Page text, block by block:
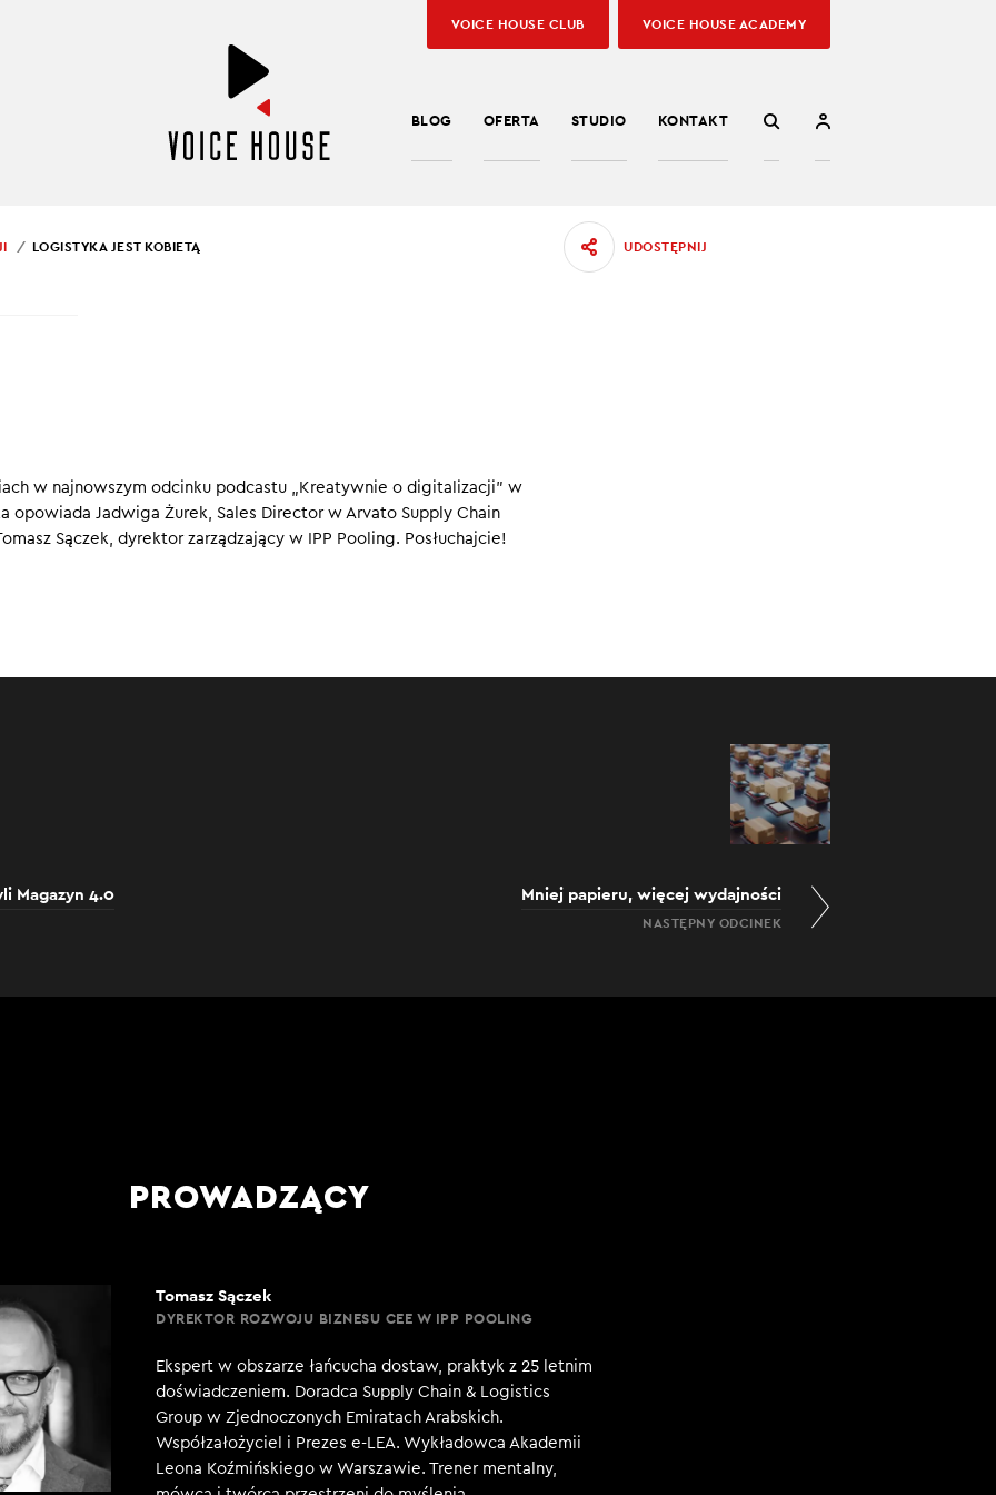
BLOG OFERTA STUDIO KONTAKT
VOICE HOUSE CLUB VOICE HOUSE ACADEMY
00:00
LOGISTYKA JEST KOBIETĄ UDOSTĘPNIJ
w najnowszym odcinku podcastu „Kreatywnie o digitalizacji” w
opowiada Jadwiga Żurek, Sales Director w Arvato Supply Chain
Sączek, dyrektor zarządzający w IPP Pooling. Posłuchajcie!
Magazyn 4.0 Mniej papieru, więcej wydajności
NASTĘPNY ODCINEK
PROWADZĄCY
Tomasz Sączek
DYREKTOR ROZWOJU BIZNESU CEE W IPP POOLING
Ekspert w obszarze łańcucha dostaw, praktyk z 25 letnim
doświadczeniem. Doradca Supply Chain & Logistics
Group w Zjednoczonych Emiratach Arabskich.
Współzałożyciel i Prezes e-LEA. Wykładowca Akademii
Leona Koźmińskiego w Warszawie. Trener mentalny,